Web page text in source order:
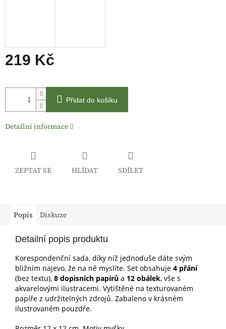
219 Kč
cena:
Přidat do košíku
Detailní informace
ZEPTAT SE HLÍDAT SDÍLET
Popis Diskuze
Detailní popis produktu
Korespondenční sada, díky níž jednoduše dáte svým
bližním najevo, že na ně myslíte. Set obsahuje 4 přání
(bez textu), 8 dopisních papírů a 12 obálek, vše s
akvarelovými ilustracemi. Vytištěné na texturovaném
papíře z udržitelných zdrojů. Zabaleno v krásném
ilustrovaném pouzdře.